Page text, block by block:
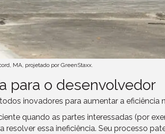
MA, projetado por GreenStaxx.
para o desenvolvedor
inovadores para aumentar a eficiência
quando as partes interessadas (por
essa ineficiência. Seu processo